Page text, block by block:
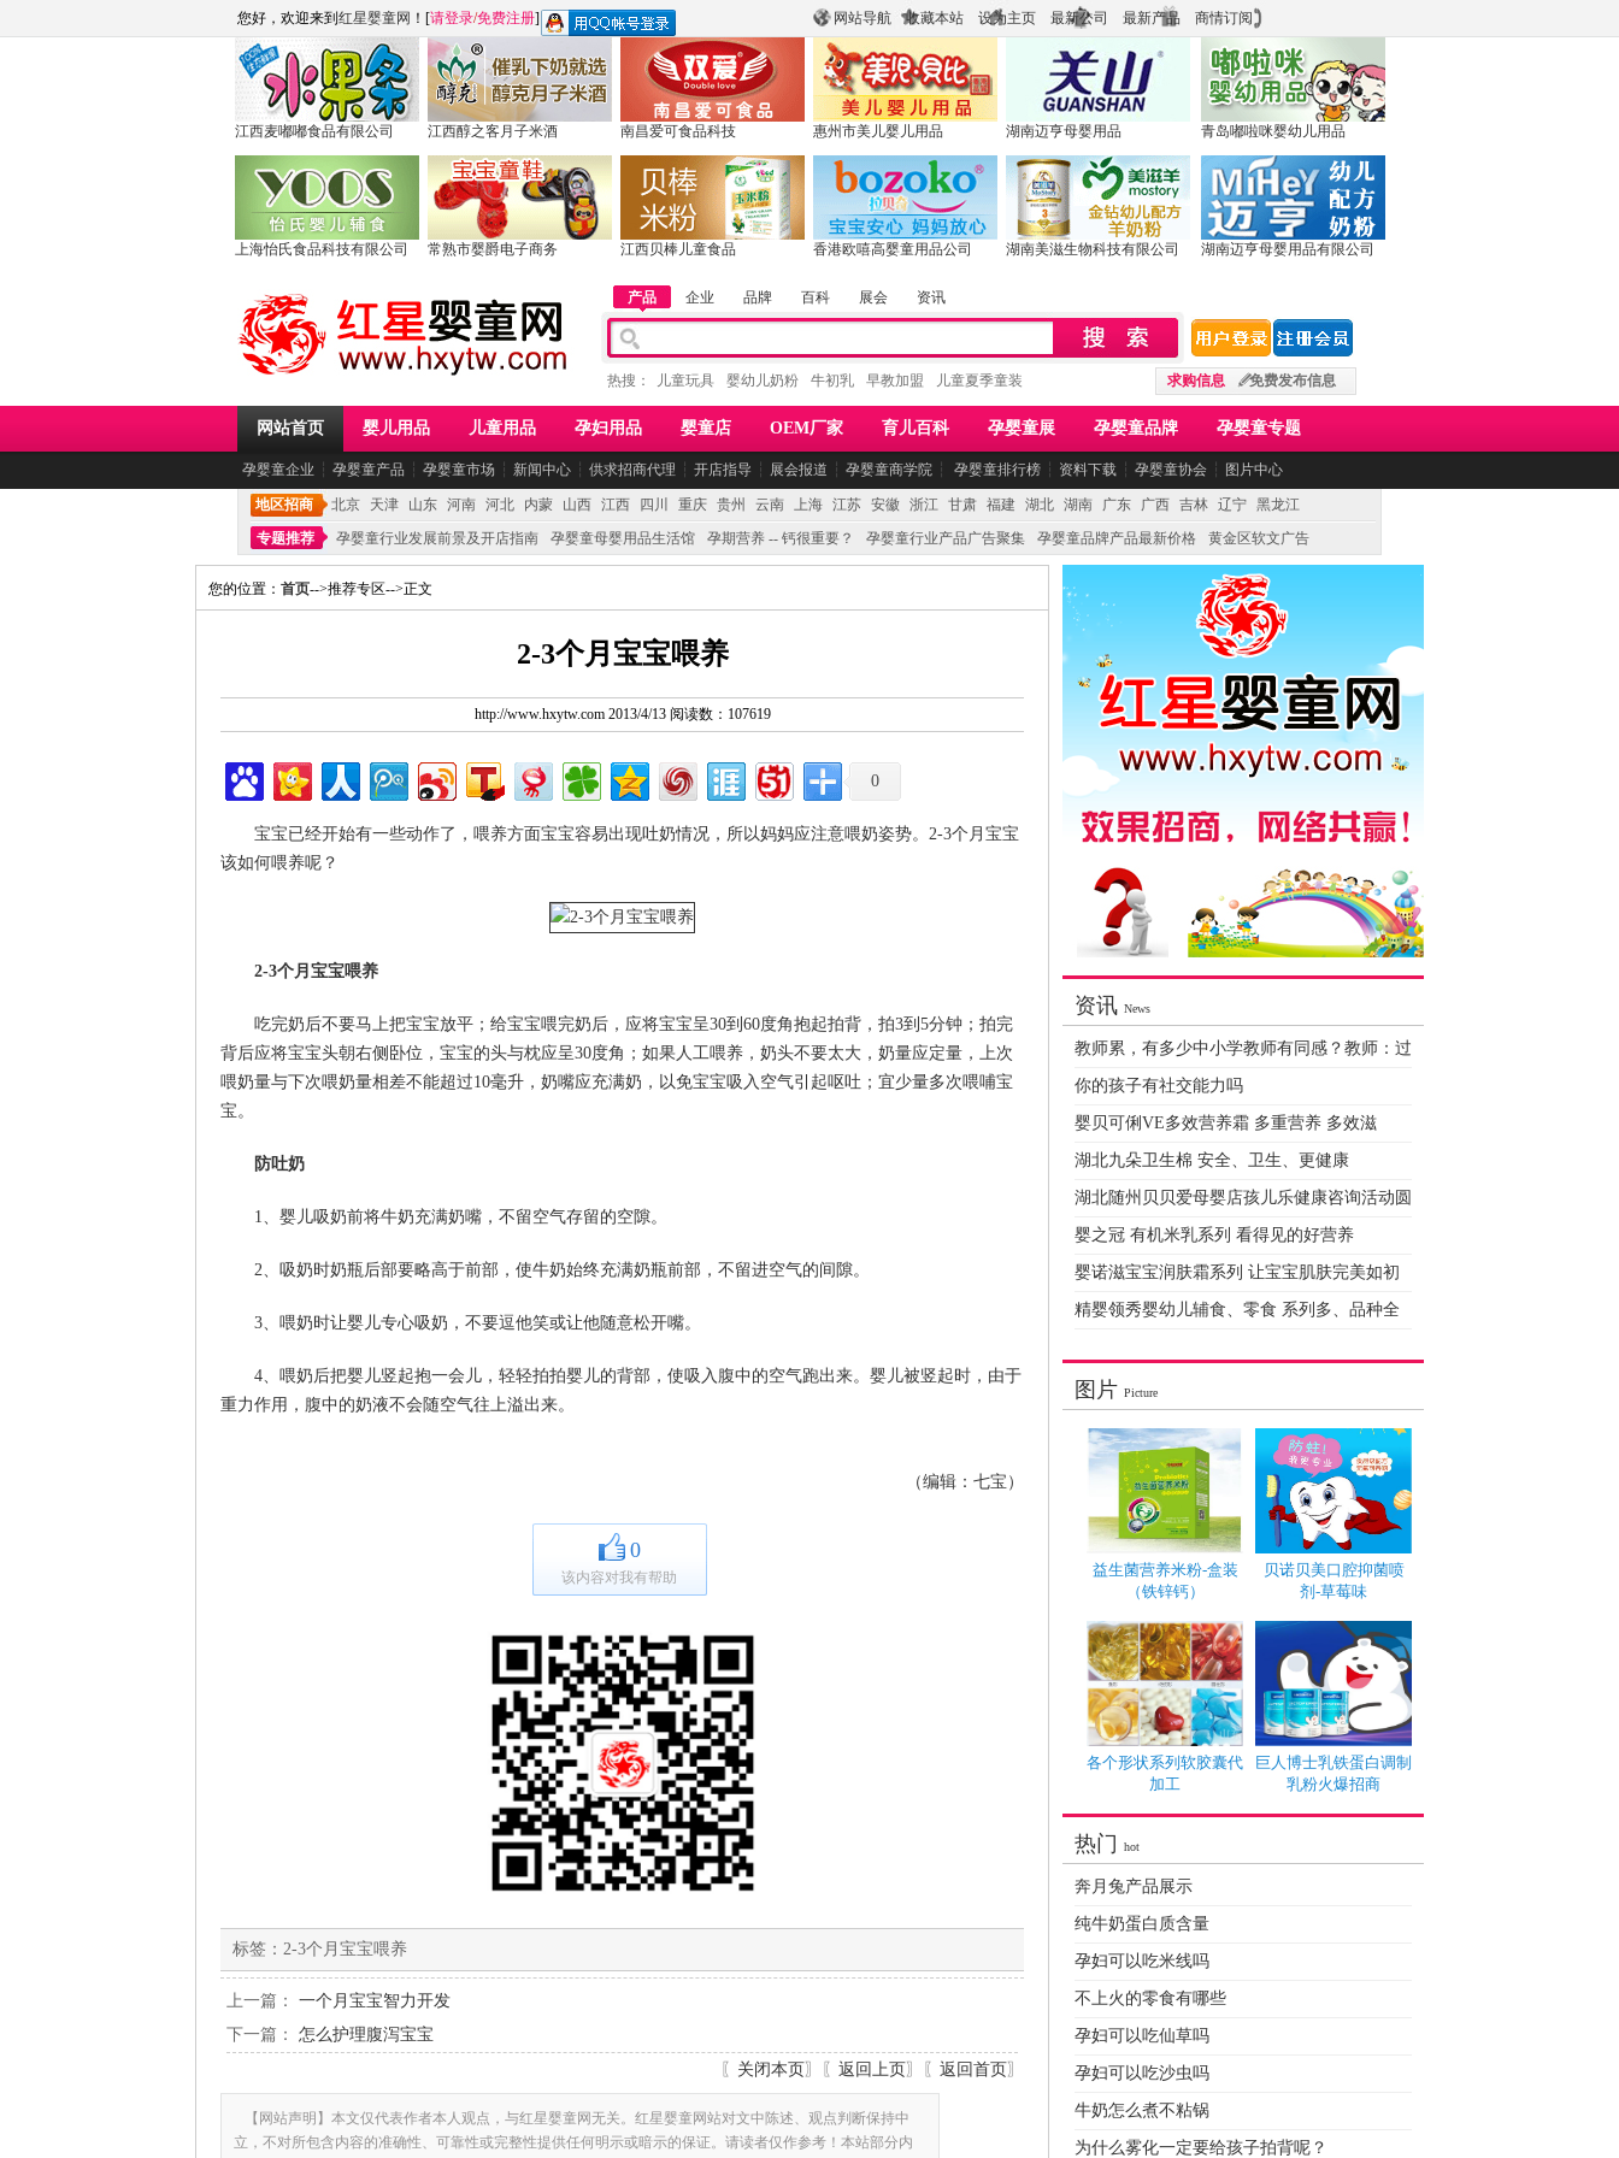
网站导航 收藏本站 设为主页 最新公司 最新产品 商情订阅
您好，欢迎来到 红星婴童网 ！[请登录/免费注册]
江西麦嘟嘟食品有限公司 江西醇之客月子米酒 南昌爱可食品科技 惠州市美儿婴儿用品 湖南迈亨母婴用品 青岛嘟啦咪婴幼儿用品
上海怡氏食品科技有限公司 常熟市婴爵电子商务 江西贝棒儿童食品 香港欧嘻高婴童用品公司 湖南美滋生物科技有限公司 湖南迈亨母婴用品有限公司
产品 企业 品牌 百科 展会 资讯
求购信息 免费发布信息
热搜： 儿童玩具 婴幼儿奶粉 牛初乳 早教加盟 儿童夏季童装
网站首页 婴儿用品 儿童用品 孕妇用品 婴童店 OEM厂家 育儿百科 孕婴童展 孕婴童品牌 孕婴童专题
孕婴童企业 ┆ 孕婴童产品 ┆ 孕婴童市场 ┆ 新闻中心 ┆ 供求招商代理 ┆ 开店指导 ┆ 展会报道 ┆ 孕婴童商学院 ┆ 孕婴童排行榜 ┆ 资料下载 ┆ 孕婴童协会 ┆ 图片中心
地区招商 北京 天津 山东 河南 河北 内蒙 山西 江西 四川 重庆 贵州 云南 上海 江苏 安徽 浙江 甘肃 福建 湖北 湖南 广东 广西 吉林 辽宁 黑龙江
专题推荐
孕婴童行业发展前景及开店指南 孕婴童母婴用品生活馆 孕期营养 -- 钙很重要？ 孕婴童行业产品广告聚集 孕婴童品牌产品最新价格 黄金区软文广告
您的位置： 首页-->推荐专区-->正文
2-3个月宝宝喂养
http://www.hxytw.com 2013/4/13 阅读数：107619
0
宝宝已经开始有一些动作了，喂养方面宝宝容易出现吐奶情况，所以妈妈应注意喂奶姿势。2-3个月宝宝
该如何喂养呢？
2-3个月宝宝喂养
吃完奶后不要马上把宝宝放平；给宝宝喂完奶后，应将宝宝呈30到60度角抱起拍背，拍3到5分钟；拍完
背后应将宝宝头朝右侧卧位，宝宝的头与枕应呈30度角；如果人工喂养，奶头不要太大，奶量应定量，上次
喂奶量与下次喂奶量相差不能超过10毫升，奶嘴应充满奶，以免宝宝吸入空气引起呕吐；宜少量多次喂哺宝
宝。
防吐奶
1、婴儿吸奶前将牛奶充满奶嘴，不留空气存留的空隙。
2、吸奶时奶瓶后部要略高于前部，使牛奶始终充满奶瓶前部，不留进空气的间隙。
3、喂奶时让婴儿专心吸奶，不要逗他笑或让他随意松开嘴。
4、喂奶后把婴儿竖起抱一会儿，轻轻拍拍婴儿的背部，使吸入腹中的空气跑出来。婴儿被竖起时，由于
重力作用，腹中的奶液不会随空气往上溢出来。
（编辑：七宝）
0
该内容对我有帮助
标签： 2-3个月宝宝喂养
上一篇： 一个月宝宝智力开发
下一篇： 怎么护理腹泻宝宝
〖 关闭本页〗〖 返回上页〗〖 返回首页〗
【网站声明】本文仅代表作者本人观点，与红星婴童网无关。红星婴童网站对文中陈述、观点判断保持中
立，不对所包含内容的准确性、可靠性或完整性提供任何明示或暗示的保证。请读者仅作参考！本站部分内
资讯 News
教师累，有多少中小学教师有同感？教师：过
你的孩子有社交能力吗
婴贝可俐VE多效营养霜 多重营养 多效滋
湖北九朵卫生棉 安全、卫生、更健康
湖北随州贝贝爱母婴店孩儿乐健康咨询活动圆
婴之冠 有机米乳系列 看得见的好营养
婴诺滋宝宝润肤霜系列 让宝宝肌肤完美如初
精婴领秀婴幼儿辅食、零食 系列多、品种全
图片 Picture
益生菌营养米粉-盒装
（铁锌钙）
贝诺贝美口腔抑菌喷
剂-草莓味
各个形状系列软胶囊代
加工
巨人博士乳铁蛋白调制
乳粉火爆招商
热门 hot
奔月兔产品展示
纯牛奶蛋白质含量
孕妇可以吃米线吗
不上火的零食有哪些
孕妇可以吃仙草吗
孕妇可以吃沙虫吗
牛奶怎么煮不粘锅
为什么雾化一定要给孩子拍背呢？